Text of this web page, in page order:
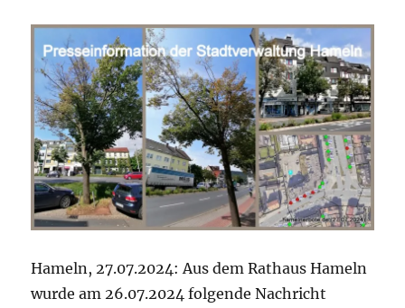
Hameln, 27.07.2024: Aus dem Rathaus Hameln
wurde am 26.07.2024 folgende Nachricht